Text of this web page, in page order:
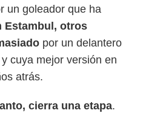
un goleador que ha
Estambul, otros
por un delantero
cuya mejor versión en
atrás.
cierra una etapa.